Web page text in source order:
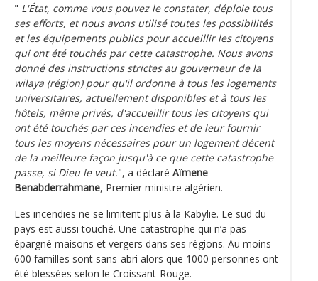
" L'État, comme vous pouvez le constater, déploie tous
ses efforts, et nous avons utilisé toutes les possibilités
et les équipements publics pour accueillir les citoyens
qui ont été touchés par cette catastrophe. Nous avons
donné des instructions strictes au gouverneur de la
wilaya (région) pour qu'il ordonne à tous les logements
universitaires, actuellement disponibles et à tous les
hôtels, même privés, d'accueillir tous les citoyens qui
ont été touchés par ces incendies et de leur fournir
tous les moyens nécessaires pour un logement décent
de la meilleure façon jusqu'à ce que cette catastrophe
passe, si Dieu le veut.", a déclaré Aïmene
Benabderrahmane, Premier ministre algérien.
Les incendies ne se limitent plus à la Kabylie. Le sud du
pays est aussi touché. Une catastrophe qui n’a pas
épargné maisons et vergers dans ses régions. Au moins
600 familles sont sans-abri alors que 1000 personnes ont
été blessées selon le Croissant-Rouge.